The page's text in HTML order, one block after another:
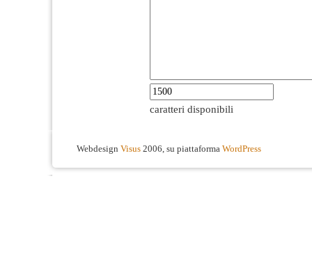
caratteri disponibili
Webdesign Visus 2006, su piattaforma WordPress